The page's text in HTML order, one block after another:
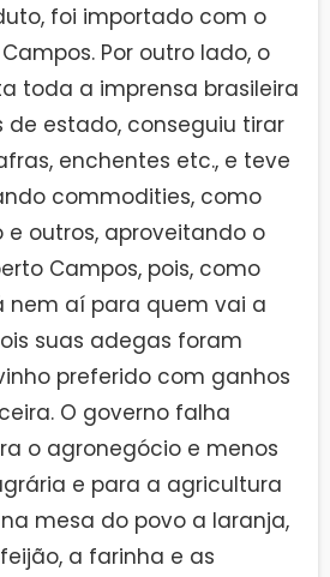
foi importado com o
Por outro lado, o
toda a imprensa brasileira
de estado, conseguiu tirar
enchentes etc., e teve
commodities, como
e outros, aproveitando o
Campos, pois, como
nem aí para quem vai a
suas adegas foram
preferido com ganhos
O governo falha
o agronegócio e menos
e para a agricultura
mesa do povo a laranja,
a farinha e as